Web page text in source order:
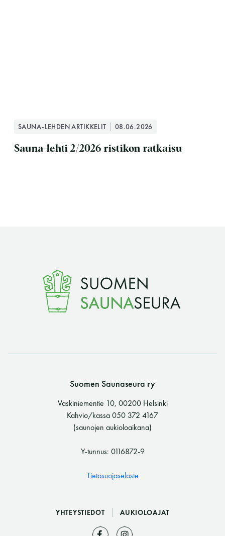
SAUNA-LEHDEN ARTIKKELIT 08.06.2026
Sauna-lehti 2/2026 ristikon ratkaisu
Suomen Saunaseura ry
Vaskiniementie 10, 00200 Helsinki
Kahvio/kassa 050 372 4167
(saunojen aukioloaikana)
Y-tunnus: 0116872-9
Tietosuojaseloste
YHTEYSTIEDOT AUKIOLOAJAT